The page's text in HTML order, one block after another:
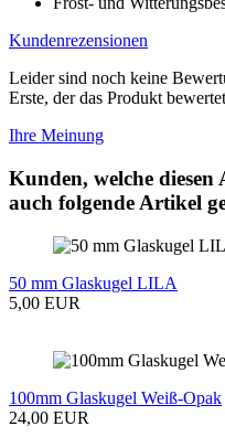
Kundenrezensionen
Leider sind noch keine
Erste, der das Produkt
Ihre Meinung
Kunden, welche diesen
auch folgende Artikel
50 mm Glaskugel LILA
5,00 EUR
100mm Glaskugel Weiß-Opak
24,00 EUR